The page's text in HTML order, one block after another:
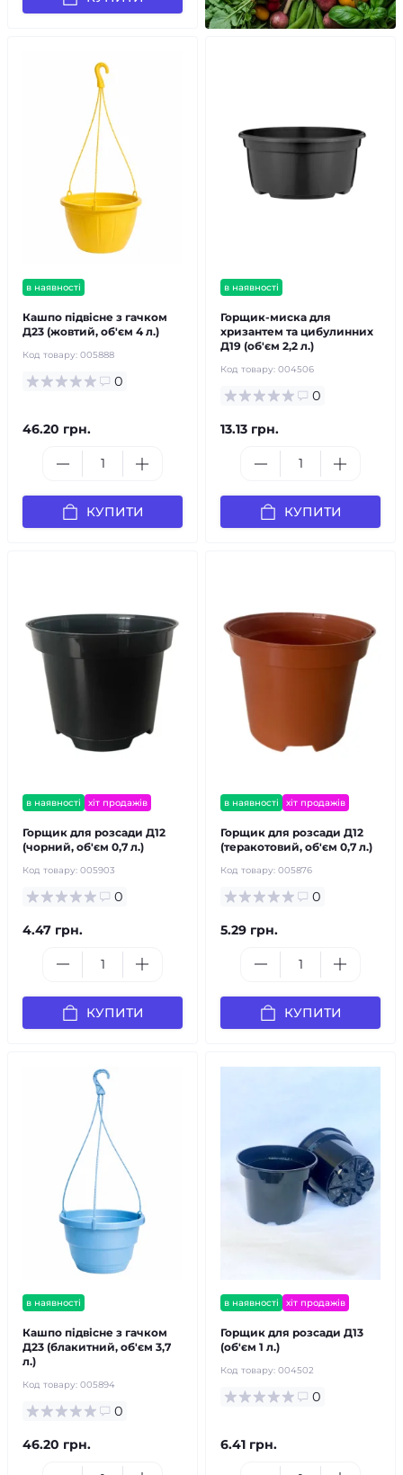
в наявності
Кашпо підвісне з гачком
Д23 (жовтий, об'єм 4 л.)
Код товару: 005888
0
46.20 грн.
КУПИТИ
в наявності
Горщик-миска для
хризантем та цибулинних
Д19 (об'єм 2,2 л.)
Код товару: 004506
0
13.13 грн.
КУПИТИ
в наявності хіт продажів
Горщик для розсади Д12
(чорний, об'єм 0,7 л.)
Код товару: 005903
0
4.47 грн.
КУПИТИ
в наявності хіт продажів
Горщик для розсади Д12
(теракотовий, об'єм 0,7 л.)
Код товару: 005876
0
5.29 грн.
КУПИТИ
в наявності
Кашпо підвісне з гачком
Д23 (блакитний, об'єм 3,7
л.)
Код товару: 005894
0
46.20 грн.
в наявності хіт продажів
Горщик для розсади Д13
(об'єм 1 л.)
Код товару: 004502
0
6.41 грн.